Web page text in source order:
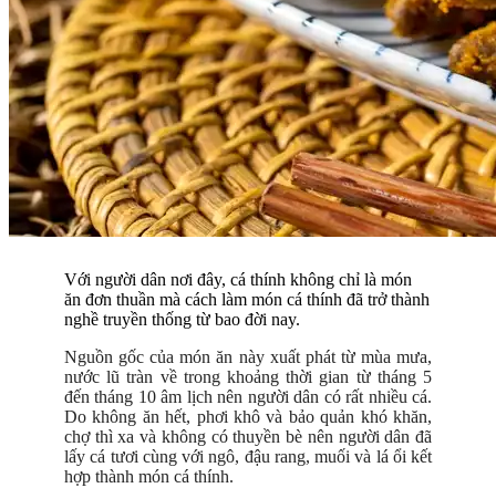
Với người dân nơi đây, cá thính không chỉ là món
ăn đơn thuần mà cách làm món cá thính đã trở thành
nghề truyền thống từ bao đời nay.
Nguồn gốc của món ăn này xuất phát từ mùa mưa,
nước lũ tràn về trong khoảng thời gian từ tháng 5
đến tháng 10 âm lịch nên người dân có rất nhiều cá.
Do không ăn hết, phơi khô và bảo quản khó khăn,
chợ thì xa và không có thuyền bè nên người dân đã
lấy cá tươi cùng với ngô, đậu rang, muối và lá ổi kết
hợp thành món cá thính.